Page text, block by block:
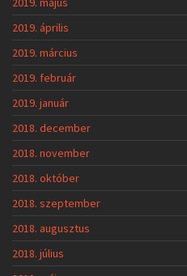
2019. április
2019. március
2019. február
2019. január
2018. december
2018. november
2018. október
2018. szeptember
2018. augusztus
2018. július